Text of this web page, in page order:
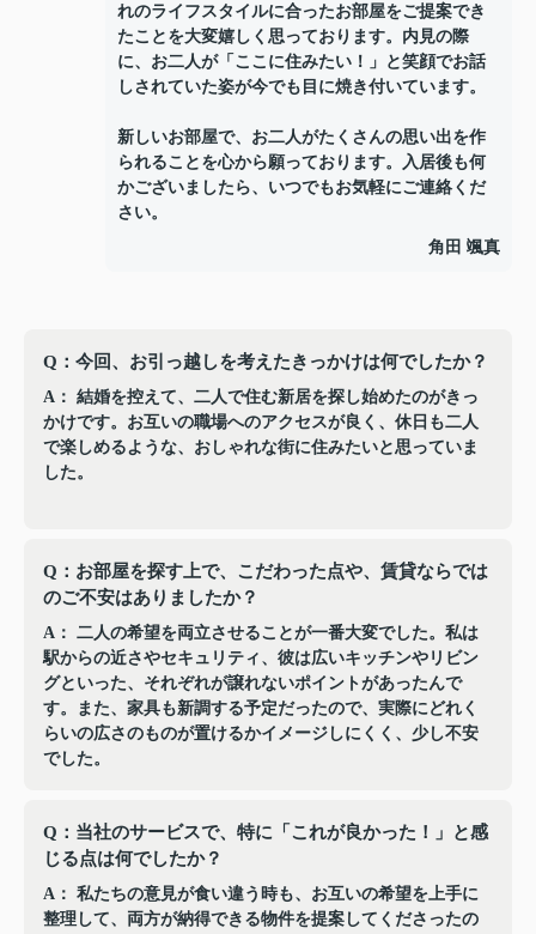
れのライフスタイルに合ったお部屋をご提案でき
たことを大変嬉しく思っております。内見の際
に、お二人が「ここに住みたい！」と笑顔でお話
しされていた姿が今でも目に焼き付いています。
新しいお部屋で、お二人がたくさんの思い出を作
られることを心から願っております。入居後も何
かございましたら、いつでもお気軽にご連絡くだ
さい。
角田 颯真
Q：今回、お引っ越しを考えたきっかけは何でしたか？
A： 結婚を控えて、二人で住む新居を探し始めたのがきっ
かけです。お互いの職場へのアクセスが良く、休日も二人
で楽しめるような、おしゃれな街に住みたいと思っていま
した。
Q：お部屋を探す上で、こだわった点や、賃貸ならでは
のご不安はありましたか？
A： 二人の希望を両立させることが一番大変でした。私は
駅からの近さやセキュリティ、彼は広いキッチンやリビン
グといった、それぞれが譲れないポイントがあったんで
す。また、家具も新調する予定だったので、実際にどれく
らいの広さのものが置けるかイメージしにくく、少し不安
でした。
Q：当社のサービスで、特に「これが良かった！」と感
じる点は何でしたか？
A： 私たちの意見が食い違う時も、お互いの希望を上手に
整理して、両方が納得できる物件を提案してくださったの